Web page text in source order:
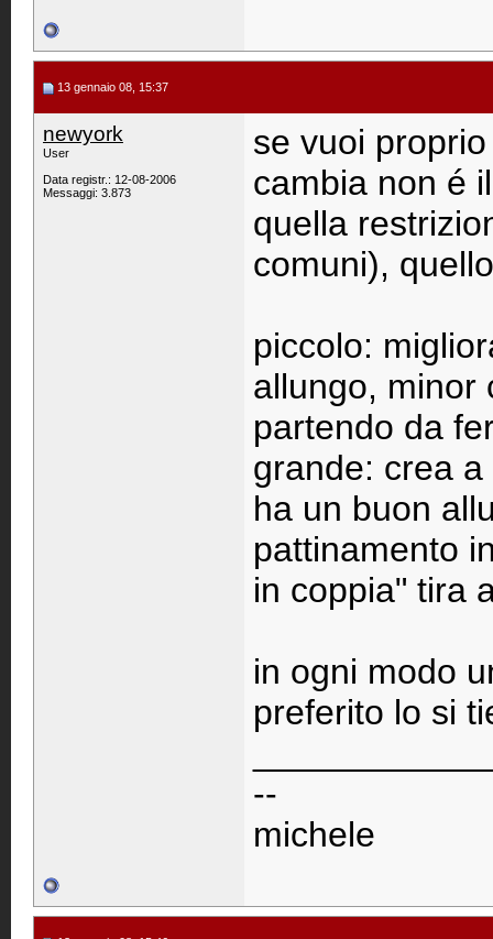
13 gennaio 08, 15:37
newyork
User
Data registr.: 12-08-2006
Messaggi: 3.873
se vuoi
cambia non é
quella
comuni),
piccolo:
allungo, minor
partendo da
grande: crea
ha un buon
pattinamento
in coppia" tira
in ogni modo
preferito lo si
--
michele